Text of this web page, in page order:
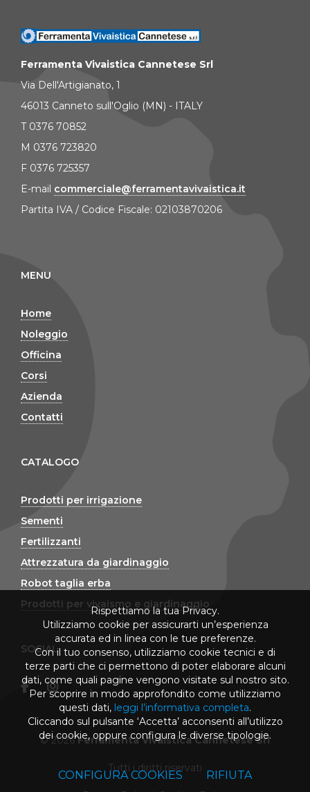
Ferramenta Vivaistica Cannetese Srl
Via Dell'Artigianato, 1
46013 Canneto sull'Oglio (MN) - ITALY
T 0376 70852
M 0376 723820
F 0376 725357
E-mail commerciale@ferramentavivaistica.it
Partita IVA / Codice Fiscale: 02103870206
MENU
Home
Noleggio
Officina
Corsi
Azienda
Contatti
CATALOGO
Prodotti per irrigazione
Sementi
Fertilizzanti
Attrezzatura da giardinaggio
Robot taglia erba
Prodotti per vivaismo e giardinaggio
SOCIAL
© 2026Ferramenta Vivaistica Cannetese Srl
Tutti i diritti riservati
Rispettiamo la tua Privacy.
Utilizziamo cookie per assicurarti un’esperienza
accurata ed in linea con le tue preferenze.
Con il tuo consenso, utilizziamo cookie tecnici e di
terze parti che ci permettono di poter elaborare alcuni
dati, come quali pagine vengono visitate sul nostro sito.
Per scoprire in modo approfondito come utilizziamo
questi dati, leggi l’informativa completa.
Cliccando sul pulsante ‘Accetta’ acconsenti all’utilizzo
dei cookie, oppure configura le diverse tipologie.
CONFIGURA COOKIES RIFIUTA